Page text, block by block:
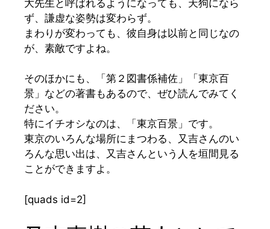
大先生と呼ばれるようになっても、天狗になら
ず、謙虚な姿勢は変わらず。
まわりが変わっても、彼自身は以前と同じなの
が、素敵ですよね。
そのほかにも、
「第２図書係補佐」「東京百
景」 などの著書もあるので、ぜひ読んでみてく
ださい。
特にイチオシなのは、
「東京百景」 です。
東京のいろんな場所にまつわる、又吉さんのい
ろんな思い出は、又吉さんという人を垣間見る
ことができますよ。
[quads id=2]